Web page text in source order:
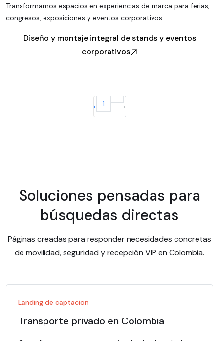
Transformamos espacios en experiencias de marca para ferias,
congresos, exposiciones y eventos corporativos.
Diseño y montaje integral de stands y eventos
corporativos
‹ 1 ›
Soluciones pensadas para
búsquedas directas
Páginas creadas para responder necesidades concretas
de movilidad, seguridad y recepción VIP en Colombia.
Landing de captacion
Transporte privado en Colombia